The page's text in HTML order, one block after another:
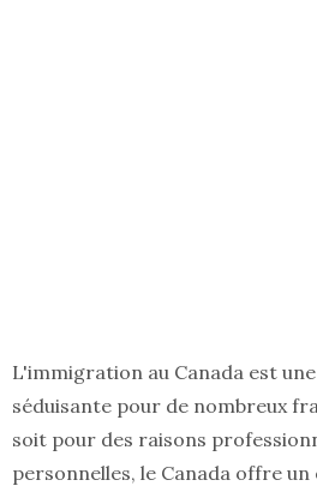
L'immigration au Canada est
séduisante pour de nombreux
soit pour des raisons
personnelles, le Canada offre